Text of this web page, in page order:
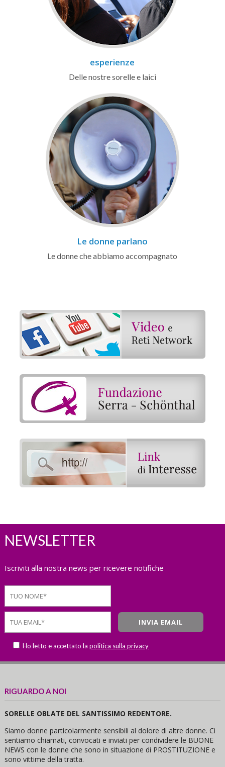
esperienze
Delle nostre sorelle e laici
Le donne parlano
Le donne che abbiamo accompagnato
NEWSLETTER
Iscriviti alla nostra news per ricevere notifiche
Ho letto e accettato la politica sulla privacy
RIGUARDO A NOI
SORELLE OBLATE DEL SANTISSIMO REDENTORE.
Siamo donne particolarmente sensibili al dolore di altre donne. Ci
sentiamo chiamati, convocati e inviati per condividere le BUONE
NEWS con le donne che sono in situazione di PROSTITUZIONE e
sono vittime della tratta.